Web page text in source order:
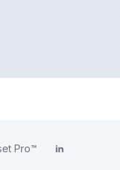
Pro™ LinkedIn